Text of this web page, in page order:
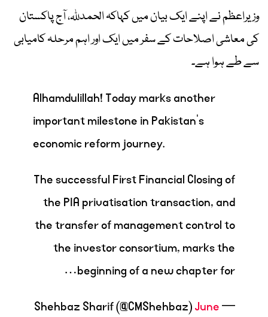
وزیراعظم نے اپنے ایک بیان میں کہاکہ الحمدللہ، آج پاکستان
کی معاشی اصلاحات کے سفر میں ایک اور اہم مرحلہ کامیابی
سے طے ہوا ہے۔
Alhamdulillah! Today marks another
important milestone in Pakistan’s
economic reform journey.
The successful First Financial Closing of
the PIA privatisation transaction, and
the transfer of management control to
the investor consortium, marks the
beginning of a new chapter for…
— Shehbaz Sharif (@CMShehbaz)
June